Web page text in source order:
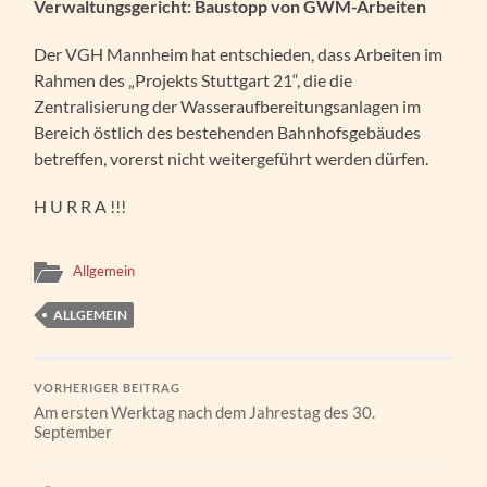
Verwaltungsgericht: Baustopp von GWM-Arbeiten
Der VGH Mannheim hat entschieden, dass Arbeiten im
Rahmen des „Projekts Stuttgart 21“, die die
Zentralisierung der Wasseraufbereitungsanlagen im
Bereich östlich des bestehenden Bahnhofsgebäudes
betreffen, vorerst nicht weitergeführt werden dürfen.
H U R R A !!!
Allgemein
ALLGEMEIN
VORHERIGER BEITRAG
Am ersten Werktag nach dem Jahrestag des 30.
September